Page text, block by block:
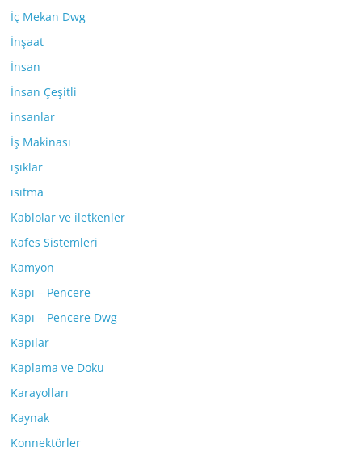
İç Mekan Dwg
İnşaat
İnsan
İnsan Çeşitli
insanlar
İş Makinası
ışıklar
ısıtma
Kablolar ve iletkenler
Kafes Sistemleri
Kamyon
Kapı – Pencere
Kapı – Pencere Dwg
Kapılar
Kaplama ve Doku
Karayolları
Kaynak
Konnektörler